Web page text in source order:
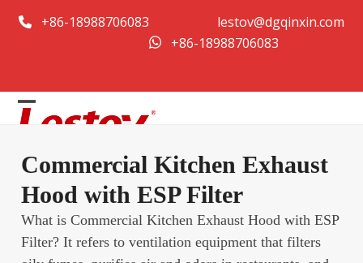
към
+86-18988706083
lestov@dgqinxin.com
+86-18988706083
Open
menu
Close
menu
Commercial Kitchen Exhaust
Hood with ESP Filter
What is Commercial Kitchen Exhaust Hood with ESP
Filter? It refers to ventilation equipment that filters